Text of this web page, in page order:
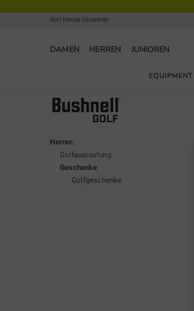
Golf House Garantien
DAMEN HERREN JUNIOREN
EQUIPMENT
Herren
Golfausrüstung
Geschenke
Golfgeschenke